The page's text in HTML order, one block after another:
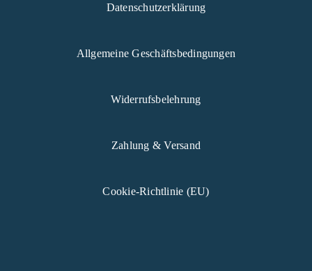
Datenschutzerklärung
Allgemeine Geschäftsbedingungen
Widerrufsbelehrung
Zahlung & Versand
Cookie-Richtlinie (EU)